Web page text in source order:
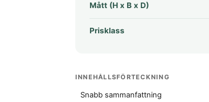
Mått (H x B x D)
Prisklass
INNEHÅLLSFÖRTECKNING
Snabb sammanfattning